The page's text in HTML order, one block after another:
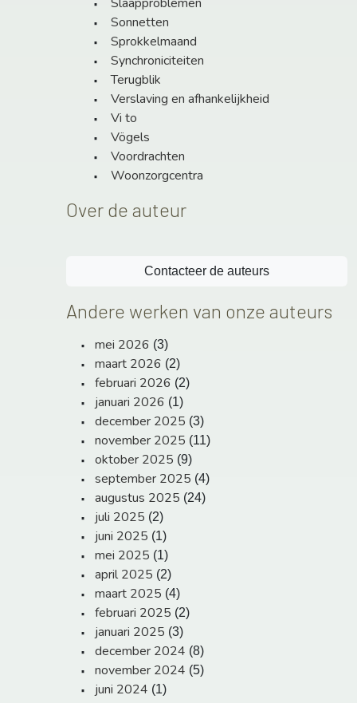
Slaapproblemen
Sonnetten
Sprokkelmaand
Synchroniciteiten
Terugblik
Verslaving en afhankelijkheid
Vi to
Vögels
Voordrachten
Woonzorgcentra
Over de auteur
Contacteer de auteurs
Andere werken van onze auteurs
mei 2026 (3)
maart 2026 (2)
februari 2026 (2)
januari 2026 (1)
december 2025 (3)
november 2025 (11)
oktober 2025 (9)
september 2025 (4)
augustus 2025 (24)
juli 2025 (2)
juni 2025 (1)
mei 2025 (1)
april 2025 (2)
maart 2025 (4)
februari 2025 (2)
januari 2025 (3)
december 2024 (8)
november 2024 (5)
juni 2024 (1)